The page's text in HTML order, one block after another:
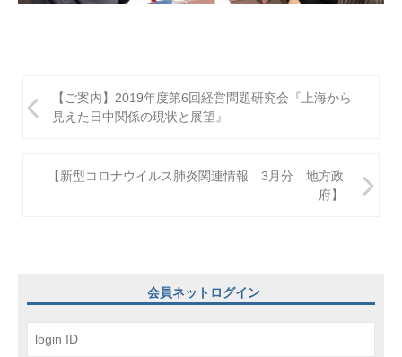
稿
ョ
ン
【ご案内】2019年度第6回経営問題研究会『上海から
見えた日中関係の現状と展望』
【新型コロナウイルス肺炎関連情報 3月分 地方政
府】
会員ネットログイン